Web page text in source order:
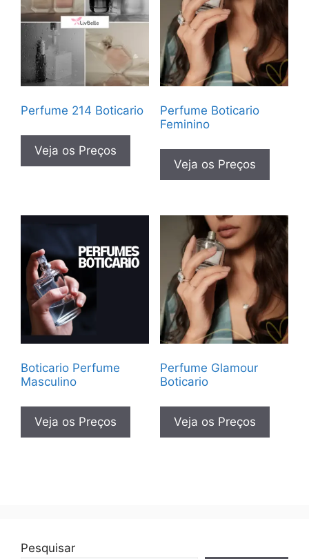
Perfume 214 Boticario
Veja os Preços
Perfume Boticario
Feminino
Veja os Preços
Boticario Perfume
Masculino
Veja os Preços
Perfume Glamour
Boticario
Veja os Preços
Pesquisar